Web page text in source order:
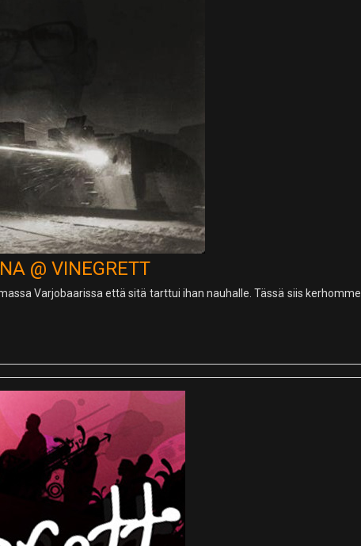
@ VINEGRETT
Varjobaarissa että sitä tarttui ihan nauhalle. Tässä siis kerhomme